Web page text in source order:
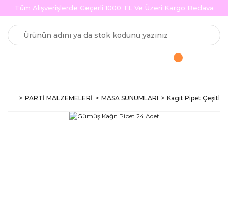
Tüm Alışverişlerde Geçerli 1000 TL Ve Üzeri Kargo Bedava
PARTİ MALZEMELERİ MASA SUNUMLARI Kagıt Pipet Çeşitleri